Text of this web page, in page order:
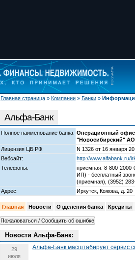
Главная страница » Компании » Банки »
Альфа-Банк
Полное наименование банка: Операционный офис
"Новосибирский"
Лицензия ЦБ РФ:
N 1326 от 16 января
Вебсайт:
http://www.alfabank.ru/
Телефоны:
приемная: 8-800-
ИП) - бесплатный
(приемная), (3952)
Адрес:
Иркутск, Кожова, д. 20
Главная Новости Отделения банка Кредиты
Новости Альфа-Банк:
29
июля
Альфа-Банк масштабирует сервис